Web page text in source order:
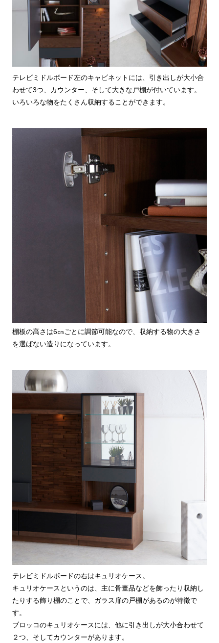
テレビミドルボード左のキャビネットには、引き出しが大小合
わせて3つ、カウンター、そして大きな戸棚が付いています。
いろいろな物をたくさん収納することができます。
棚板の高さは6㎝ごとに調節可能なので、収納する物の大きさ
を選ばない造りになっています。
テレビミドルボードの右はキュリオケース。
キュリオケースというのは、主に骨董品などを飾ったり収納し
たりする飾り棚のことで、ガラス扉の戸棚があるのが特徴で
す。
ブロッコのキュリオケースには、他に引き出しが大小合わせて
２つ、そしてカウンターがあります。